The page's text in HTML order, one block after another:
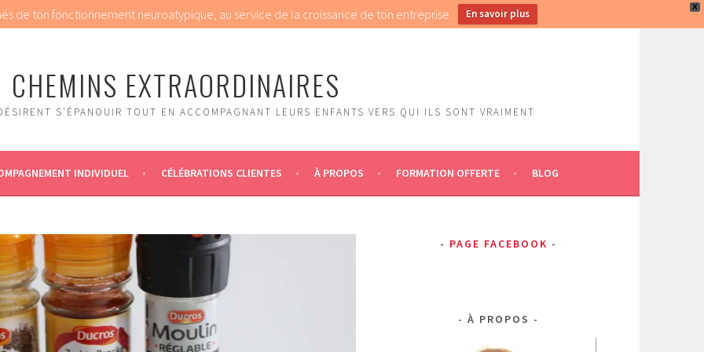
X
de ton fonctionnement neuroatypique, au service de la croissance de ton entreprise. En savoir plus
CHEMINS EXTRAORDINAIRES
S'ÉPANOUIR TOUT EN ACCOMPAGNANT LEURS ENFANTS VERS QUI ILS SONT VRAIMENT
INDIVIDUEL CÉLÉBRATIONS CLIENTES À PROPOS FORMATION OFFERTE BLOG
PAGE FACEBOOK
À PROPOS